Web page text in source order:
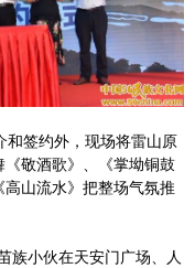
签约外，现场将雷山原
敬酒歌》、《掌坳铜鼓
山流水》把整场气氛推
族小伙在天安门广场、人